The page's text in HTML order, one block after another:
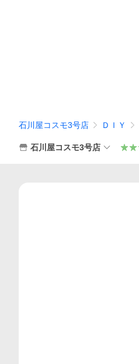
石川屋コスモ3号店 ＤＩＹ
石川屋コスモ3号店